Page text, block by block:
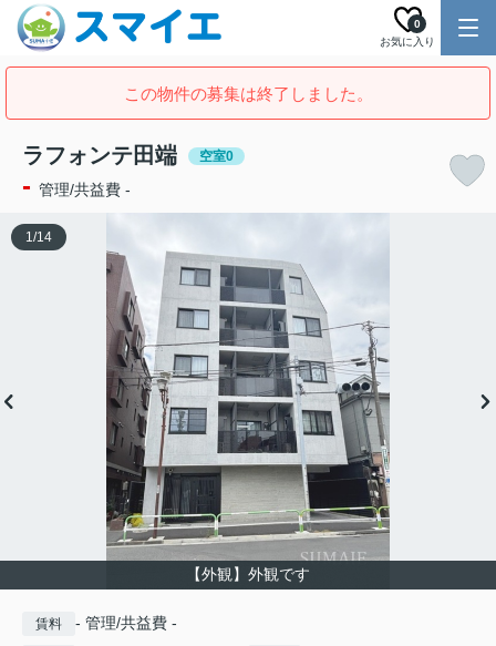
お気に入り
0
この物件の募集は終了しました。
ラフォンテ田端 空室0
- 管理/共益費 -
【外観】外観です
1/14
賃料 - 管理/共益費 -